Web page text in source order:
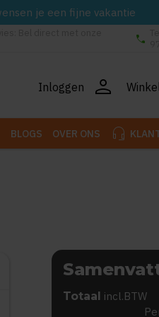
je een fijne vakantie
phone
Inloggen person
BLOGS OVER ONS headset_mic
Totaal incl.BTW